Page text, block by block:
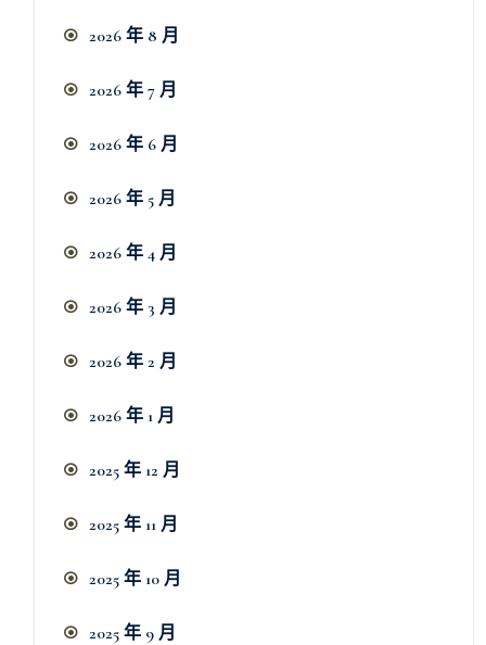
2026 年 8 月
2026 年 7 月
2026 年 6 月
2026 年 5 月
2026 年 4 月
2026 年 3 月
2026 年 2 月
2026 年 1 月
2025 年 12 月
2025 年 11 月
2025 年 10 月
2025 年 9 月